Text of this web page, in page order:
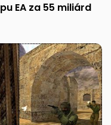
EA za 55 miliárd